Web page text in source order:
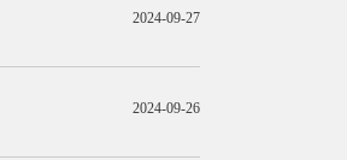
2024-09-27
2024-09-26